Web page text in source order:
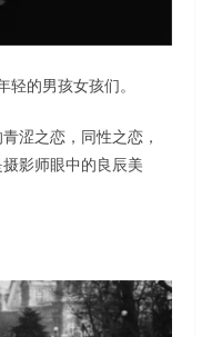
的男孩女孩们。
涩之恋，同性之恋，
影师眼中的良辰美